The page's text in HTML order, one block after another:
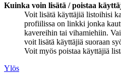
Kuinka voin lisätä / poistaa
Voit lisätä käyttäjiä listoihisi
profiilissa on linkki jonka
kavereihin tai vihamiehiin.
voit lisätä käyttäjiä suoraan
Voit myös poistaa käyttäjiä
Ylös